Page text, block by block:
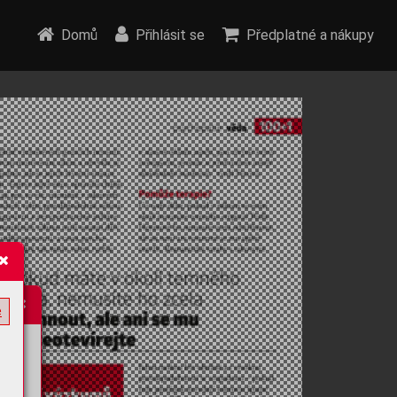
Domů Přihlásit se Předplatné a nákupy